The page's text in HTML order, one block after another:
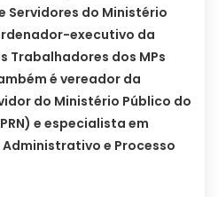
Servidores do Ministério
executivo da
Trabalhadores dos MPs
é vereador da
do Ministério Público do
e especialista em
e Processo